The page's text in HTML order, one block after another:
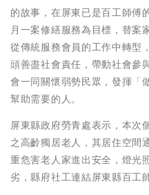
的故事，在屏東已是百工師傅
月一案修繕服務為目標，替案
從傳統服務會員的工作中轉型
頭善盡社會責任，帶動社會參
會一同關懷弱勢民眾，發揮「
幫助需要的人。
屏東縣政府勞青處表示，本次
之高齡獨居老人，其居住空間
重危害老人家進出安全，燈光
劣，縣府社工連結屏東縣百工